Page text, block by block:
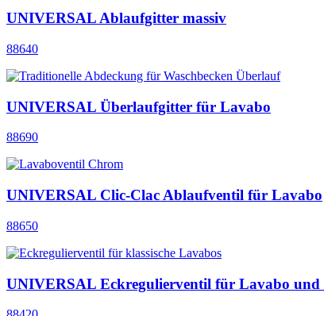
UNIVERSAL Ablaufgitter massiv
88640
UNIVERSAL Überlaufgitter für Lavabo
88690
UNIVERSAL Clic-Clac Ablaufventil für Lavabo
88650
UNIVERSAL Eckregulierventil für Lavabo und